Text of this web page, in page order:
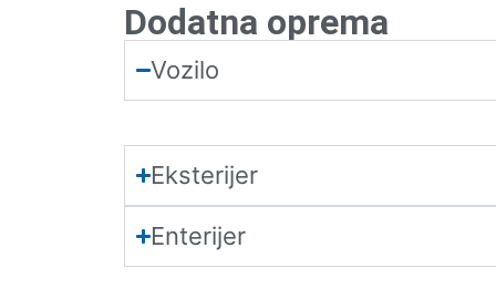
Dodatna oprema
Vozilo
Eksterijer
Enterijer